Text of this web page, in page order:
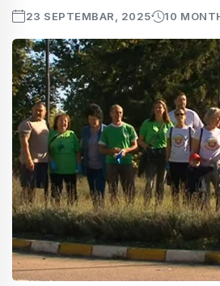
23 SEPTEMBAR, 2025 10